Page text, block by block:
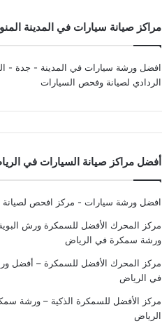
مراكز صيانة سيارات في المدينة
افضل ورشة سيارات في المدينة - جدة -
الردادي لصيانة وفحص السيارات
أفضل مراكز صيانة السيارات في
افضل ورشة سيارات - مركز افحص لصيانة
مركز المحرك الأفضل للسمكرة ورش
ورشة سمكرة في الرياض
مركز المحرك الأفضل للسمكرة – أفضل
في الرياض
مركز الأفضل للسمكرة الذكية – ورشة
الرياض